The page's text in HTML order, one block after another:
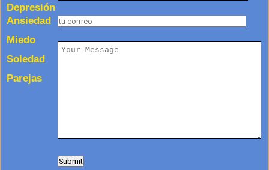
Depresión
Ansiedad
Miedo
Soledad
Parejas